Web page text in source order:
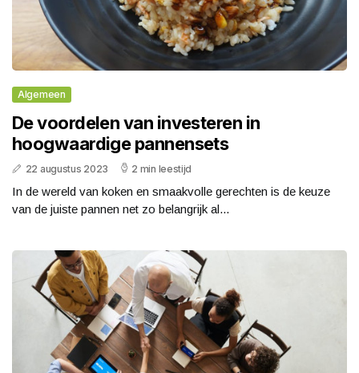
Algemeen
De voordelen van investeren in
hoogwaardige pannensets
22 augustus 2023 2 min leestijd
In de wereld van koken en smaakvolle gerechten is de keuze
van de juiste pannen net zo belangrijk al...